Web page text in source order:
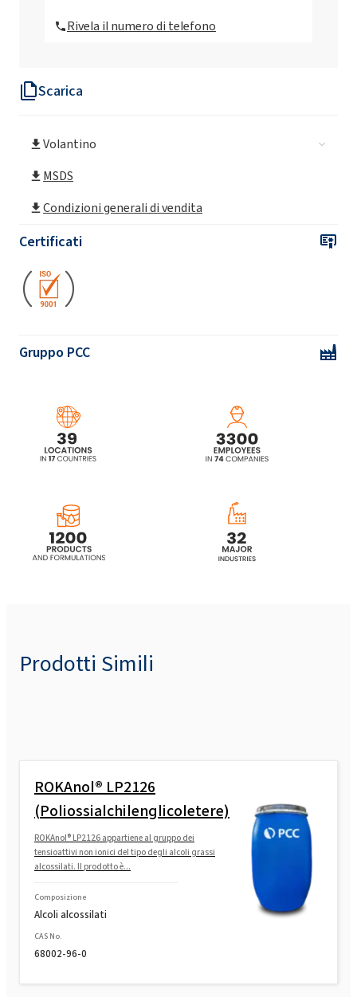
Scarica
Volantino
MSDS
Condizioni generali di vendita
Certificati
Gruppo PCC
Rivela il numero di telefono
Prodotti Simili
ROKAnol® LP2126
(Poliossialchilenglicoletere)
ROKAnol® LP2126 appartiene al gruppo dei
tensioattivi non ionici del tipo degli alcoli grassi
alcossilati. Il prodotto è...
Composizione
Alcoli alcossilati
CAS No.
68002-96-0